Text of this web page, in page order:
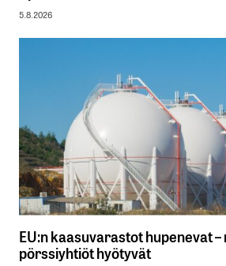
5.8.2026
EU:n kaasuvarastot hupenevat –
pörssiyhtiöt hyötyvät